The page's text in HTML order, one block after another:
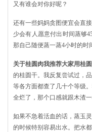
又有谁会对你好呢？
还有一些妈妈贪图便宜会直
少会有人愿意付出时间蒸够
那自己随便蒸一蒸4小时的时
关于桂圆肉我推荐大家用桂
的桂圆干。我反复尝试过，
等各方面都查了几十个等级
全烂了，那个口感就跟木渣一
如果不急着活血的话，蒸玉
的时候特别容易出水。把水